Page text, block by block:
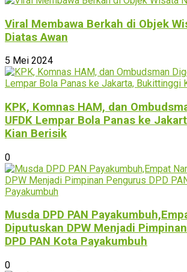
Viral Membawa Berkah di Objek
Diatas Awan
5 Mei 2024
KPK, Komnas HAM, dan
UFDK Lempar Bola Panas ke
Kian Berisik
0
Musda DPD PAN
Diputuskan DPW Menjadi
DPD PAN Kota Payakumbuh
0